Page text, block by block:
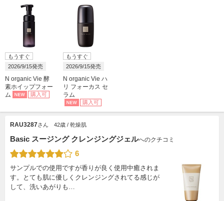
もうすぐ
2026/9/15発売
N organic Vie 酵
素ホイップフォー
ム
購入可
もうすぐ
2026/9/15発売
N organic Vie ハ
リ フォーカス セ
ラム
購入可
RAU3287さん 42歳 / 乾燥肌
Basic スージング クレンジングジェルへのクチコミ
6
サンプルでの使用ですが香りが良く使用中癒されま
す。とても肌に優しくクレンジングされてる感じが
して、洗いあがりも…